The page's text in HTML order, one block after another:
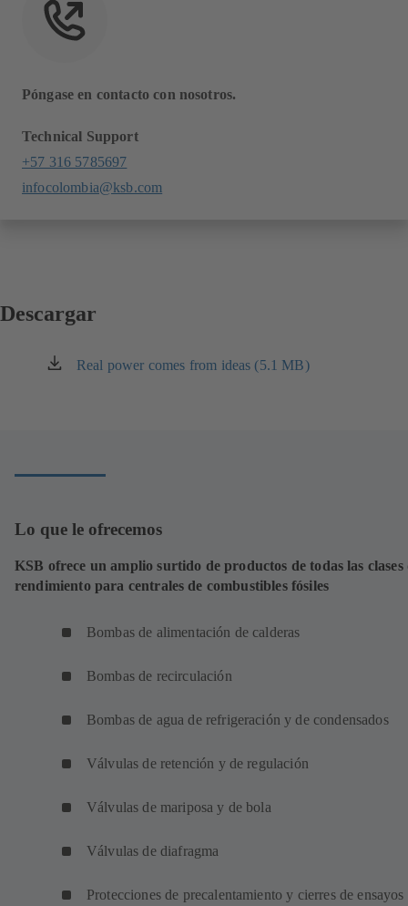
Póngase en contacto con nosotros.
Technical Support
+57 316 5785697
infocolombia@ksb.com
Descargar
Real power comes from ideas (5.1 MB)
(se
Lo que le ofrecemos
KSB ofrece un amplio surtido de productos de todas las clases
rendimiento para centrales de combustibles fósiles
Bombas de alimentación de calderas
Bombas de recirculación
Bombas de agua de refrigeración y de condensados
Válvulas de retención y de regulación
Válvulas de mariposa y de bola
Válvulas de diafragma
Protecciones de precalentamiento y cierres de ensayos